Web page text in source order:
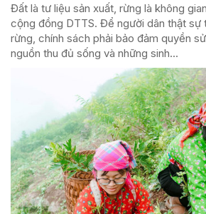
Đất là tư liệu sản xuất, rừng là không
cộng đồng DTTS. Để người dân thật sự
rừng, chính sách phải bảo đảm quyền
nguồn thu đủ sống và những sinh...